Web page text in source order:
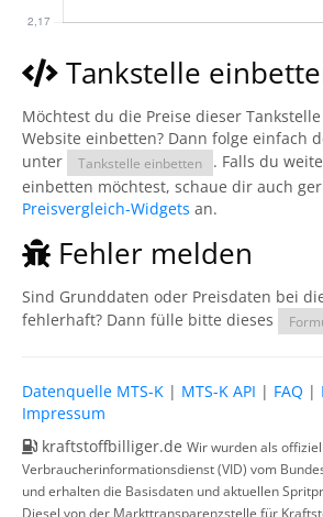
Tankstelle
Möchtest du die Preise dieser
Website einbetten? Dann folge einfach
unter
Tankstelle einbetten
. Falls du
einbetten möchtest, schaue dir auch
Preisvergleich-Widgets an.
Fehler melden
Sind Grunddaten oder Preisdaten bei
fehlerhaft? Dann fülle bitte dieses
Datenquelle MTS-K | MTS-K API | FAQ |
Impressum
kraftstoffbilliger.de Wir wurden als
Verbraucherinformationsdienst (VID) vom
und erhalten die Basisdaten und aktuellen
Diesel von der Markttransparenzstelle für